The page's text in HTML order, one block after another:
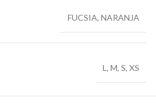
FUCSIA,NARANJA
L,M,S,XS